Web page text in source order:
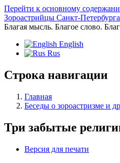
Перейти к основному
Зороастрийцы Санкт-Петербурга
Благая мысль. Благое слово.
English
Rus
Строка навигации
Главная
Беседы о зороастризме и
Три забытые
Версия для печати